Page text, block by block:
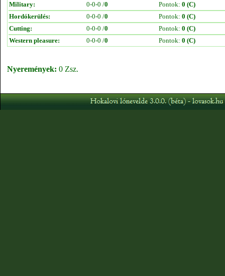
Military:
0-0-0 /0 Pontok: 0 (C)
Hordókerülés:
0-0-0 /0 Pontok: 0 (C)
Cutting:
0-0-0 /0 Pontok: 0 (C)
Western pleasure:
0-0-0 /0 Pontok: 0 (C)
Nyeremények: 0 Zsz.